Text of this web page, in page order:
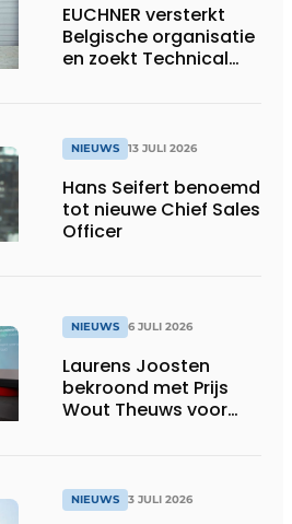
EUCHNER versterkt
Belgische organisatie
en zoekt Technical
NIEUWS 13 JULI 2026
Hans Seifert benoemd
tot nieuwe Chief Sales
Officer
NIEUWS 6 JULI 2026
Laurens Joosten
bekroond met Prijs
Wout Theuws voor
NIEUWS 3 JULI 2026